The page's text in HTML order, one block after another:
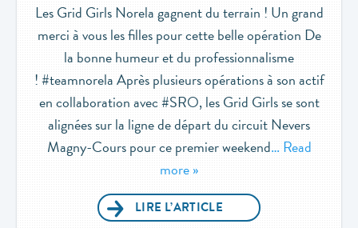
Les Grid Girls Norela gagnent du terrain ! Un grand
merci à vous les filles pour cette belle opération De
la bonne humeur et du professionnalisme
! #teamnorela Après plusieurs opérations à son actif
en collaboration avec #SRO, les Grid Girls se sont
alignées sur la ligne de départ du circuit Nevers
Magny-Cours pour ce premier weekend… Read
more »
LIRE L’ARTICLE